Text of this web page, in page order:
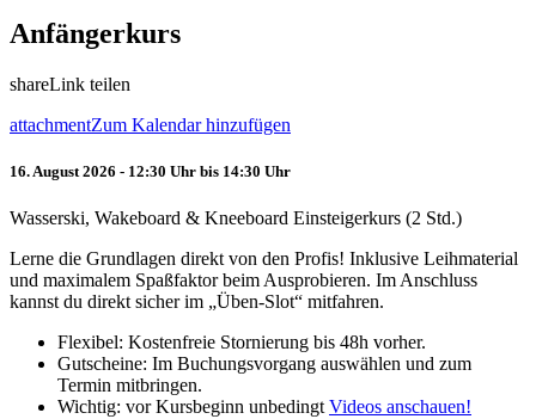
Anfängerkurs
shareLink teilen
attachmentZum Kalendar hinzufügen
16. August 2026 - 12:30 Uhr bis 14:30 Uhr
Wasserski, Wakeboard & Kneeboard Einsteigerkurs (2 Std.)
Lerne die Grundlagen direkt von den Profis! Inklusive Leihmaterial
und maximalem Spaßfaktor beim Ausprobieren. Im Anschluss
kannst du direkt sicher im „Üben-Slot“ mitfahren.
Flexibel: Kostenfreie Stornierung bis 48h vorher.
Gutscheine: Im Buchungsvorgang auswählen und zum
Termin mitbringen.
Wichtig: vor Kursbeginn unbedingt Videos anschauen!